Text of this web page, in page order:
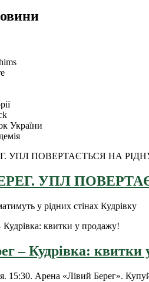
України
УПЛ
у рідних стінах Кудрівку
– Кудрівка: квитки
15:30. Арена «Лівий Берег».